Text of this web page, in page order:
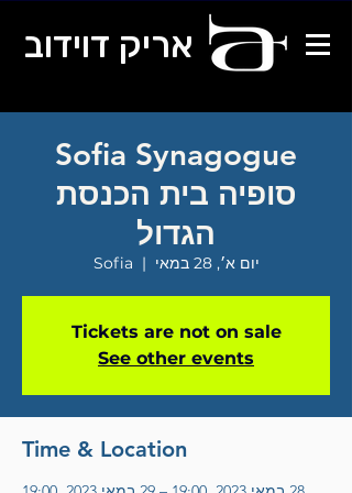
אריק דוידוב
Sofia Synagogue
סופיה בית הכנסת
הגדול
יום א׳, 28 במאי
  |
Sofia
Tickets are not on sale
See other events
Time & Location